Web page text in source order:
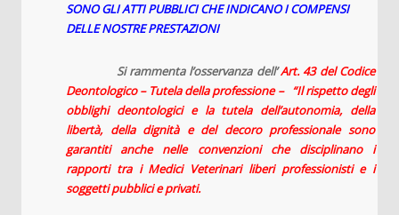
SONO GLI ATTI PUBBLICI CHE INDICANO I COMPENSI
DELLE NOSTRE PRESTAZIONI
Si rammenta l’osservanza dell’Art. 43 del Codice
Deontologico– Tutela della professione–“Il rispetto degli
obblighi deontologici e la tutela dell’autonomia, della
libertà, della dignità e del decoro professionale sono
garantiti anche nelle convenzioni che disciplinano i
rapporti tra i Medici Veterinari liberi professionisti e i
soggetti pubblici e privati.